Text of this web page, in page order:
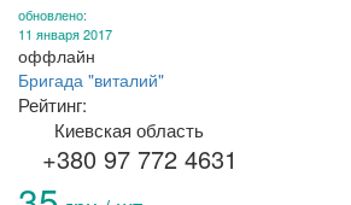
обновлено:
11 января 2017
оффлайн
Бригада "виталий"
Рейтинг:
Киевская область
+380 97 772 4631